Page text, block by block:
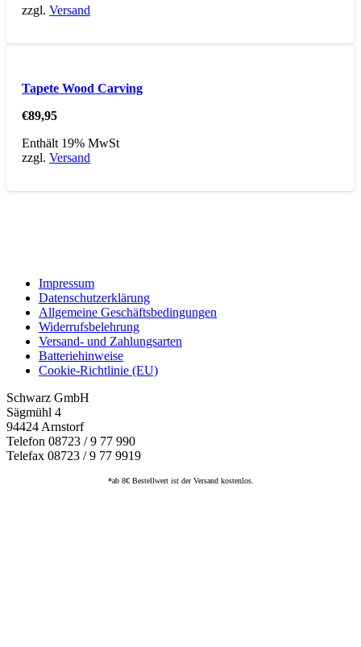
zzgl.Versand
Tapete Wood Carving
€89,95
Enthält 19% MwSt
zzgl.Versand
Impressum
Datenschutzerklärung
Allgemeine Geschäftsbedingungen
Widerrufsbelehrung
Versand- und Zahlungsarten
Batteriehinweise
Cookie-Richtlinie (EU)
Schwarz GmbH
Sägmühl 4
94424 Arnstorf
Telefon 08723 / 9 77 990
Telefax 08723 / 9 77 9919
*ab 8€ Bestellwert ist der Versand kostenlos.